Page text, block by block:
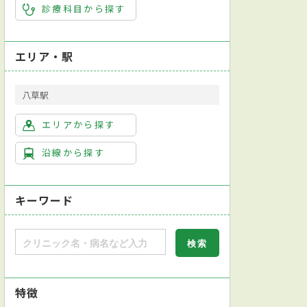
診療科目から探す
エリア・駅
八草駅
エリアから探す
沿線から探す
キーワード
特徴